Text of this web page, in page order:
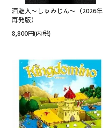
酒魅人～しゅみじん～（2026年
再発版）
8,800円(内税)